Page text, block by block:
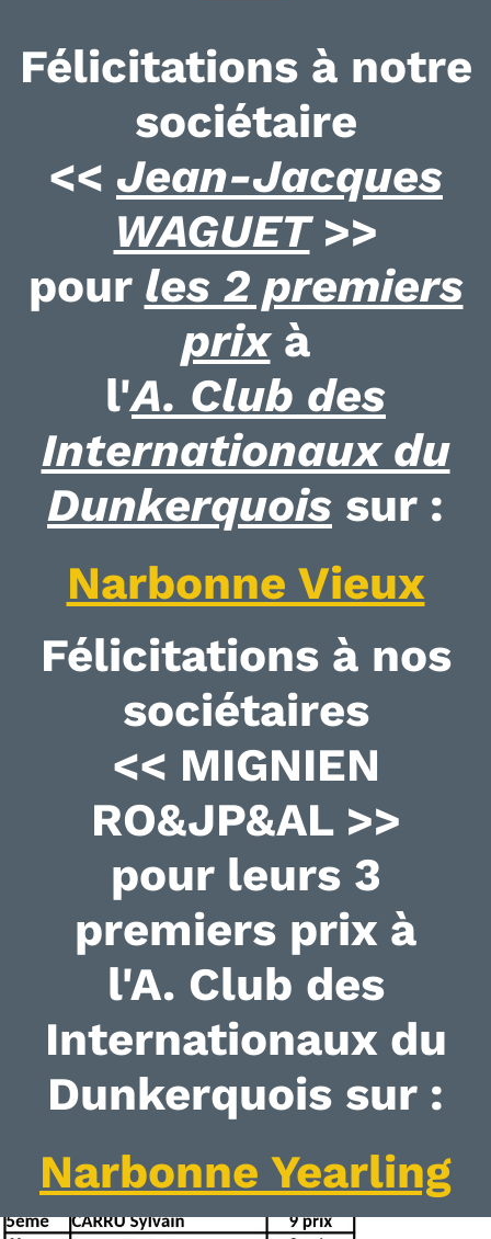
Félicitations à notre
sociétaire
<< Jean-Jacques
WAGUET>>
pour les 2 premiers
prixà
l'A. Club des
Internationaux du
Dunkerquois sur :
Narbonne Vieux
Félicitations à nos
sociétaires
<< MIGNIEN
RO&JP&AL >>
pour leurs 3
premiers prix à
l'A. Club des
Internationaux du
Dunkerquois sur :
Narbonne Yearling